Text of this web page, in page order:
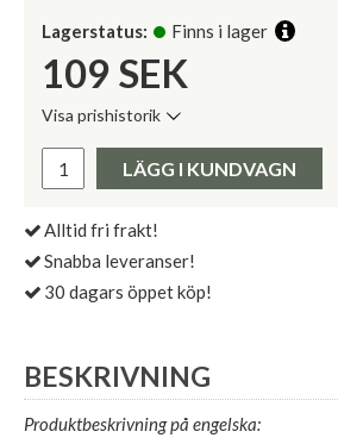
Lagerstatus: Finns i lager
109 SEK
Visa prishistorik
Pris:
LÄGG I KUNDVAGN
Alltid fri frakt!
Snabba leveranser!
30 dagars öppet köp!
BESKRIVNING
Produktbeskrivning på engelska: